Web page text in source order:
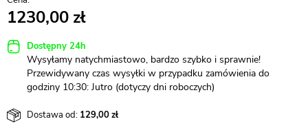
1230,00
Dostępny 24h
Wysyłamy natychmiastowo, bardzo szybko i sprawnie!
Przewidywany czas wysyłki w przypadku zamówienia do
godziny 10:30: Jutro (dotyczy dni roboczych)
Dostawa od: 129,00